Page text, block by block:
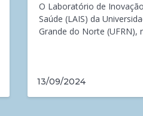
O Laboratório de
Saúde (LAIS) da
Grande do Norte (UFRN),
13/09/2024